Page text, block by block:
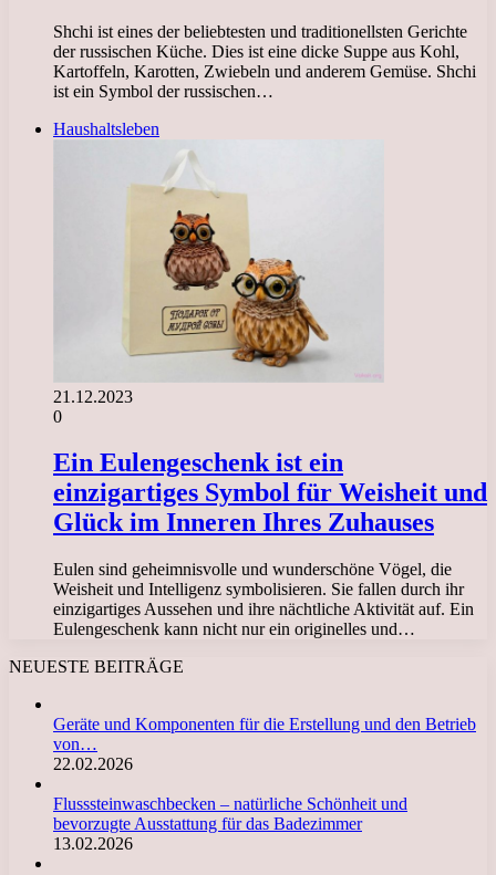
Shchi ist eines der beliebtesten und traditionellsten Gerichte
der russischen Küche. Dies ist eine dicke Suppe aus Kohl,
Kartoffeln, Karotten, Zwiebeln und anderem Gemüse. Shchi
ist ein Symbol der russischen…
Haushaltsleben
21.12.2023
0
Ein Eulengeschenk ist ein
einzigartiges Symbol für Weisheit und
Glück im Inneren Ihres Zuhauses
Eulen sind geheimnisvolle und wunderschöne Vögel, die
Weisheit und Intelligenz symbolisieren. Sie fallen durch ihr
einzigartiges Aussehen und ihre nächtliche Aktivität auf. Ein
Eulengeschenk kann nicht nur ein originelles und…
NEUESTE BEITRÄGE
Geräte und Komponenten für die Erstellung und den Betrieb
von…
22.02.2026
Flusssteinwaschbecken – natürliche Schönheit und
bevorzugte Ausstattung für das Badezimmer
13.02.2026